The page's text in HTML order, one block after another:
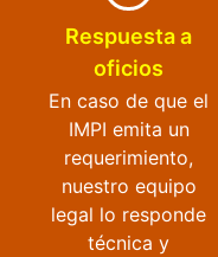
Respuesta a
oficios
En caso de que el
IMPI emita un
requerimiento,
nuestro equipo
legal lo responde
técnica y